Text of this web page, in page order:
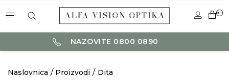
0
NAZOVITE 0800 0890
Naslovnica Proizvodi Dita